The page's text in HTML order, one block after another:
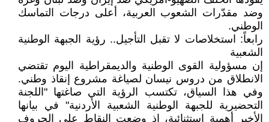
وضد مقدّرات الشعوب العربية، أعلى درجات التماسك
الوطني.
رابعاً: استخلاصات لا تقبل التأجيل.. رؤية الجبهة الوطنية
الشعبية
إن مسؤولية القوى الوطنية والديمقراطية اليوم تقتضي
الانطلاق من دروس نيسان لصياغة مشروع إنقاذ وطني.
وفي هذا السياق، تكتسب الرؤية التي صاغتها "اللجنة
التحضيرية للجبهة الوطنية الشعبية الأردنية" في بيانها
الأخير أهمية استثنائية، إذ وضعت النقاط على الحروف